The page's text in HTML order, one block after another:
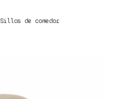
Sillas de comedor